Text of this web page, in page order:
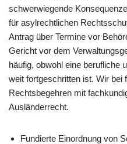
schwerwiegende
für asylrechtlichen
Antrag über Termine vor
Gericht vor dem
häufig, obwohl eine berufliche
weit fortgeschritten ist. Wir bei
Rechtsbegehren mit
Ausländerrecht.
Fundierte Einordnung von